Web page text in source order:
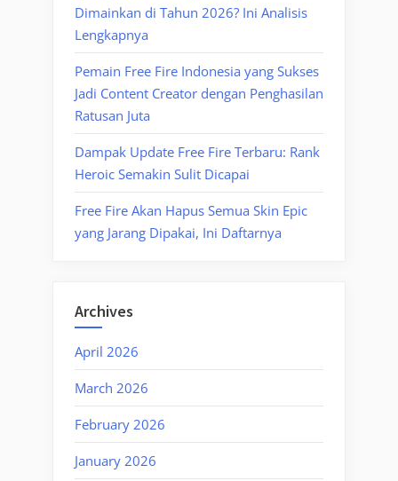
Dimainkan di Tahun 2026? Ini Analisis
Lengkapnya
Pemain Free Fire Indonesia yang Sukses
Jadi Content Creator dengan Penghasilan
Ratusan Juta
Dampak Update Free Fire Terbaru: Rank
Heroic Semakin Sulit Dicapai
Free Fire Akan Hapus Semua Skin Epic
yang Jarang Dipakai, Ini Daftarnya
Archives
April 2026
March 2026
February 2026
January 2026